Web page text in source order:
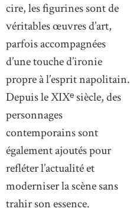
cire, les figurines sont de
véritables œuvres d’art,
parfois accompagnées
d’une touche d’ironie
propre à l’esprit napolitain.
Depuis le XIXᵉ siècle, des
personnages
contemporains sont
également ajoutés pour
refléter l’actualité et
moderniser la scène sans
trahir son essence.